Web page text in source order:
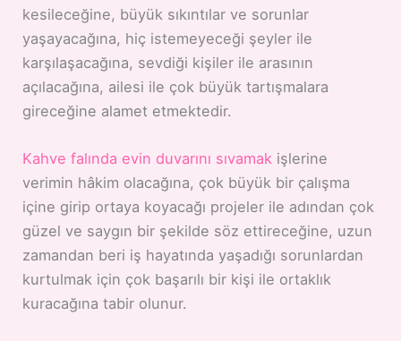
kesileceğine, büyük sıkıntılar ve sorunlar
yaşayacağına, hiç istemeyeceği şeyler ile
karşılaşacağına, sevdiği kişiler ile arasının
açılacağına, ailesi ile çok büyük tartışmalara
gireceğine alamet etmektedir.
Kahve falında evin duvarını sıvamak işlerine
verimin hâkim olacağına, çok büyük bir çalışma
içine girip ortaya koyacağı projeler ile adından çok
güzel ve saygın bir şekilde söz ettireceğine, uzun
zamandan beri iş hayatında yaşadığı sorunlardan
kurtulmak için çok başarılı bir kişi ile ortaklık
kuracağına tabir olunur.